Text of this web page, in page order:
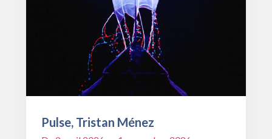
Pulse, Tristan Ménez